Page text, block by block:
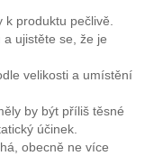
produktu pečlivě.
ujistěte se, že je
velikosti a umístění
by být příliš těsné
účinek.
obecně ne více